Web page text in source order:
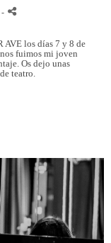
-
AVE los días 7 y 8 de
fuimos mi joven
Os dejo unas
teatro.